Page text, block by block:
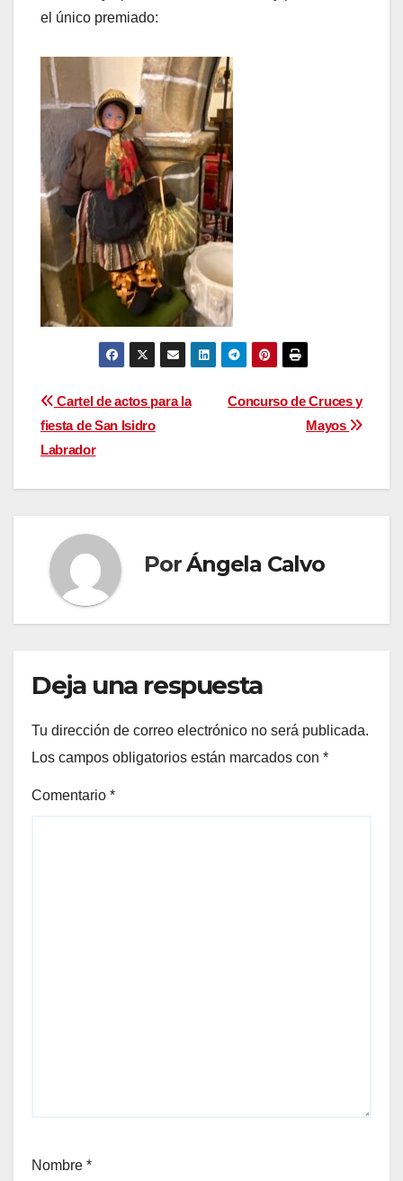
el único premiado:
Navegación
de
entradas
Concurso de Cruces y
Mayos
Cartel de actos para la
fiesta de San Isidro
Labrador
PorÁngela Calvo
Deja una respuesta
Tu dirección de correo electrónico no será publicada.
Los campos obligatorios están marcados con *
Comentario *
Nombre *